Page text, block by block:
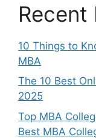
Recent
10 Things to
MBA
The 10 Best
2025
Top MBA
Best MBA